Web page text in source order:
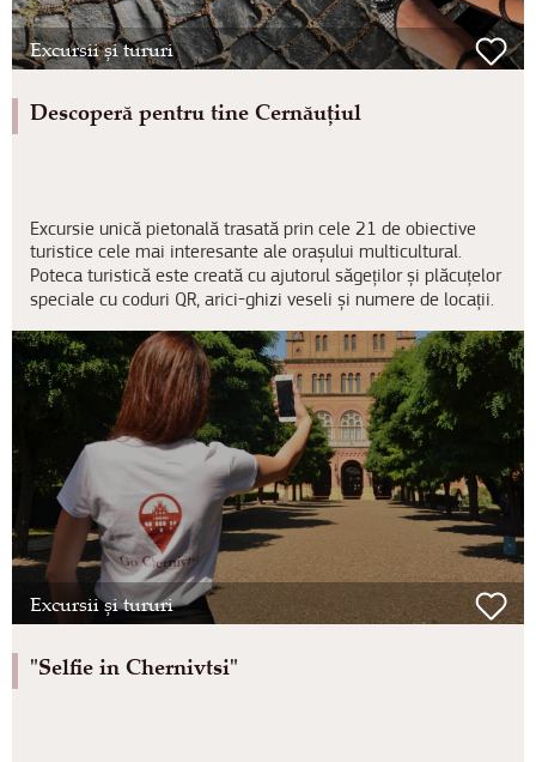
Excursii și tururi
Descoperă pentru tine Cernăuțiul
Excursie unică pietonală trasată prin cele 21 de obiective
turistice cele mai interesante ale orașului multicultural.
Poteca turistică este creată cu ajutorul săgeților și plăcuțelor
speciale cu coduri QR, arici-ghizi veseli și numere de locații.
Excursii și tururi
"Selfie in Chernivtsi"